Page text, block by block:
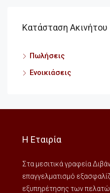
Κατάσταση Ακινήτου
Πωλήσεις
Ενοικιάσεις
Η Εταιρία
Στα μεσιτικά γραφεία
επαγγελματισμό
εξυπηρέτησης των